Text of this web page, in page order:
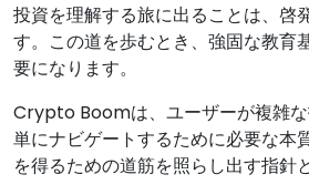
投資を理解する旅に出ることは、啓
す。この道を歩むとき、強固な教育
要になります。
Crypto Boomは、ユーザーが複雑
単にナビゲートするために必要な本
を得るための道筋を照らし出す指針